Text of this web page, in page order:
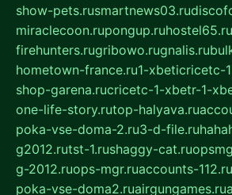
show-pets.rusmartnews03.ru
miraclecoon.rupongup.ruhostel65.ru
firehunters.rugribowo.rugnalis.ru
hometown-france.ru1-xbeticricetc-
shop-garena.rucricetc-1-xbetr-1-
one-life-story.rutop-halyava.ru
poka-vse-doma-2.ru3-d-file.ru
g2012.rutst-1.rushaggy-cat.ru
g-2012.ruops-mgr.ruaccounts-112.ru
poka-vse-doma2.ruairgungames.ru